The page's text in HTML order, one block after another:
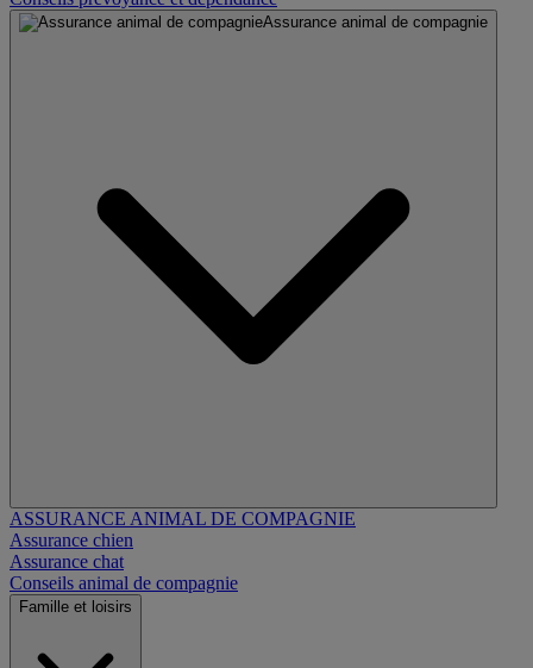
Assurance animal de compagnie
ASSURANCE ANIMAL DE COMPAGNIE
Assurance chien
Assurance chat
Conseils animal de compagnie
Famille et loisirs